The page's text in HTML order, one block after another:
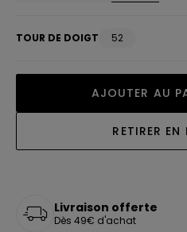
TOUR DE DOIGT 52
AJOUTER AU
RETIRER
Livraison offerte
Dès 49€ d'achat